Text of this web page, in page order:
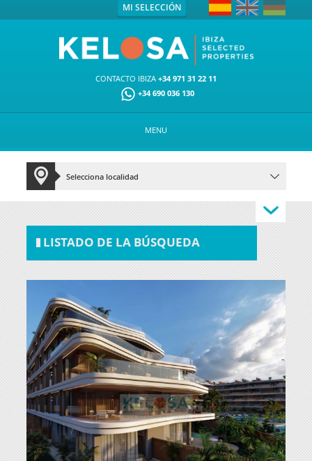
MI SELECCIÓN
CONTACTO IBIZA +34 971 31 22 11
+34 690 036 130
MENU
LISTADO DE LA BÚSQUEDA